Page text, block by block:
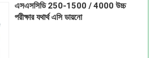
এসএসসিডি 250-1500 / 4000 উচ্চ
পরীক্ষার যথার্থ এসি ডায়নো